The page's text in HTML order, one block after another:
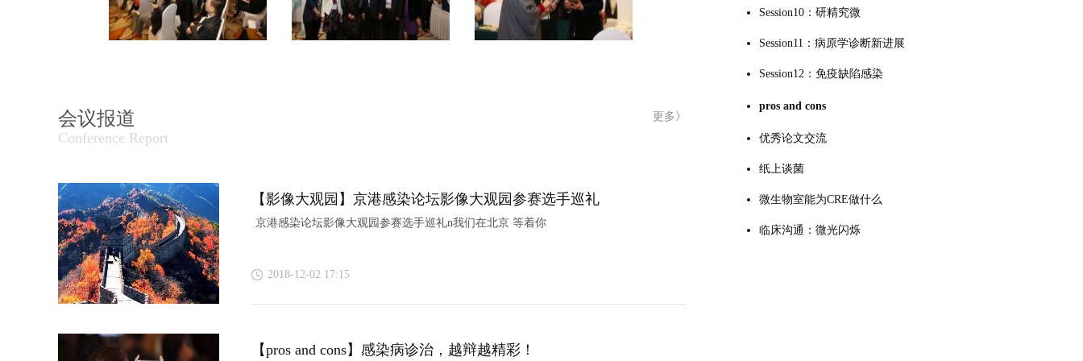
会议报道
Conference Report
更多》
【影像大观园】京港感染论坛影像大观园参赛选手巡礼
京港感染论坛影像大观园参赛选手巡礼n我们在北京 等着你
2018-12-02 17:15
【pros and cons】感染病诊治，越辩越精彩！
Session10：研精究微
Session11：病原学诊断新进展
Session12：免疫缺陷感染
pros and cons
优秀论文交流
纸上谈菌
微生物室能为CRE做什么
临床沟通：微光闪烁